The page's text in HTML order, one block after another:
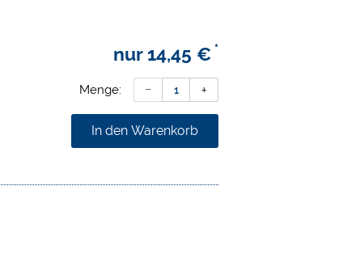
nur 14,45 € *
Menge:
In den Warenkorb